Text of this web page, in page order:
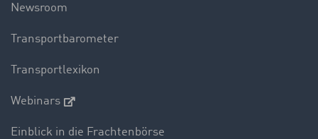
Newsroom
Transportbarometer
Transportlexikon
Webinars
Einblick in die Frachtenbörse